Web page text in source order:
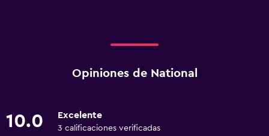
Opiniones de National
10.0 Excelente
3 calificaciones verificadas